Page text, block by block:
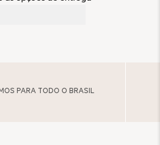
PARA TODO O BRASIL